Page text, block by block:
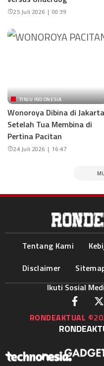
25 Juli 2026 | 00:39
TINJU INDONESIA
Wonoroya Dibina di
Setelah Tua Membina di
Pertina Pacitan
24 Juli 2026 | 16:47
Tentang Kami
Disclaimer
Ikuti Sosial
RONDEAKTUAL